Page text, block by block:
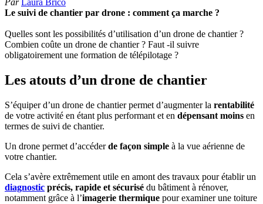
Le suivi de chantier par drone : comment ça marche ?
Quelles sont les possibilités d’utilisation d’un drone de chantier ?
Combien coûte un drone de chantier ? Faut -il suivre
obligatoirement une formation de télépilotage ?
Les atouts d’un drone de chantier
S’équiper d’un drone de chantier permet d’augmenter la rentabilité
de votre activité en étant plus performant et en dépensant moins en
termes de suivi de chantier.
Un drone permet d’accéderde façon simple à la vue aérienne de
votre chantier.
Cela s’avère extrêmement utile en amont des travaux pour établir un
diagnostic précis, rapide et sécurisé du bâtiment à rénover,
notamment grâce à l’imagerie thermique pour examiner une toiture